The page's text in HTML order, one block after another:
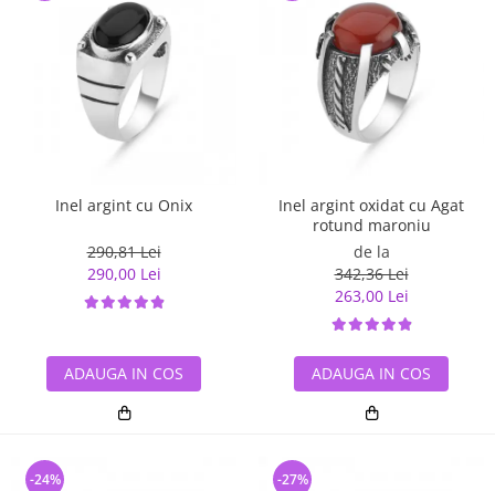
Inel argint cu Onix
290,81 Lei
290,00 Lei
ADAUGA IN COS
Inel argint oxidat cu Agat
rotund maroniu
de la
342,36 Lei
263,00 Lei
ADAUGA IN COS
-24% -27%